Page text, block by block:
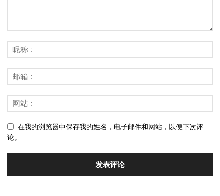
在我的浏览器中保存我的姓名，电子邮件和网站，以便下次评
论。